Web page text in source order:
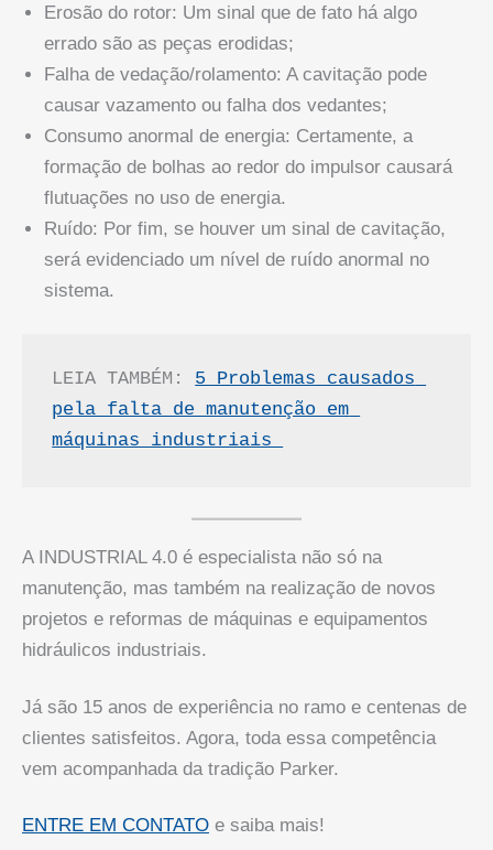
Erosão do rotor: Um sinal que de fato há algo
errado são as peças erodidas;
Falha de vedação/rolamento: A cavitação pode
causar vazamento ou falha dos vedantes;
Consumo anormal de energia: Certamente, a
formação de bolhas ao redor do impulsor causará
flutuações no uso de energia.
Ruído: Por fim, se houver um sinal de cavitação,
será evidenciado um nível de ruído anormal no
sistema.
LEIA TAMBÉM: 5 Problemas causados
pela falta de manutenção em
máquinas industriais
A INDUSTRIAL 4.0 é especialista não só na
manutenção, mas também na realização de novos
projetos e reformas de máquinas e equipamentos
hidráulicos industriais.
Já são 15 anos de experiência no ramo e centenas de
clientes satisfeitos. Agora, toda essa competência
vem acompanhada da tradição Parker.
ENTRE EM CONTATO e saiba mais!